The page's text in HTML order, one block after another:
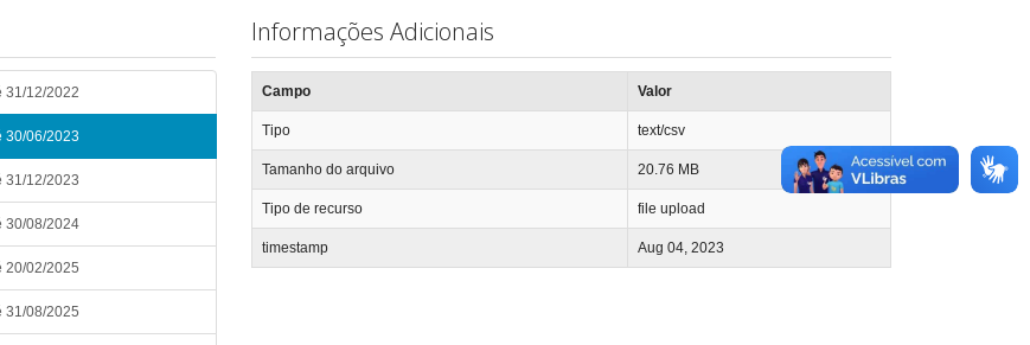
31/12/2022
30/06/2023
31/12/2023
30/08/2024
20/02/2025
31/08/2025
Informações Adicionais
Campo Valor
Tipo text/csv
Tamanho do arquivo 20.76 MB
Tipo de recurso file upload
timestamp Aug 04, 2023